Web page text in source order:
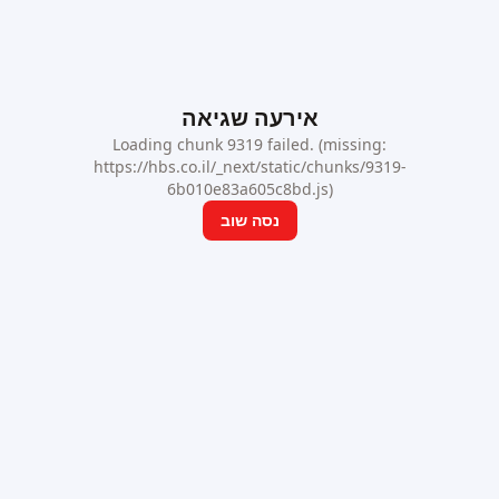
אירעה שגיאה
Loading chunk 9319 failed. (missing:
https://hbs.co.il/_next/static/chunks/9319-
6b010e83a605c8bd.js)